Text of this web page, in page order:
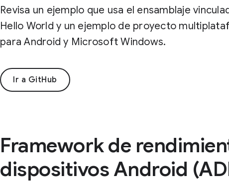
Revisa un ejemplo que usa el ensamblaje
Hello World y un ejemplo de proyecto
para Android y Microsoft Windows.
Ir a GitHub
Framework de
dispositivos Android